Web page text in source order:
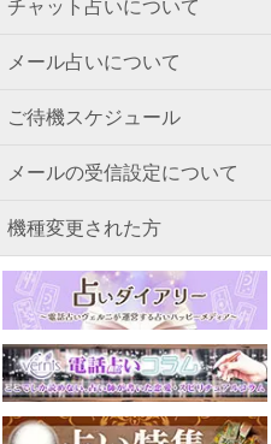
チャット占いについて
メール占いについて
ご待機スケジュール
メールの受信設定について
機種変更された方